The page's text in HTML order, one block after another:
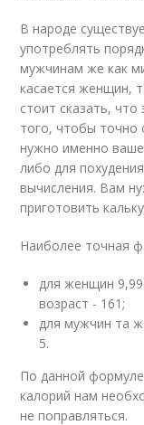
В народе
употреблять
мужчинам же как
касается женщин,
стоит сказать,
того, чтобы точно
нужно именно
либо для
вычисления. Вам
приготовить
Наиболее точная
для женщин 9,99
возраст - 161;
для мужчин та
5.
По данной
калорий нам
не поправляться.